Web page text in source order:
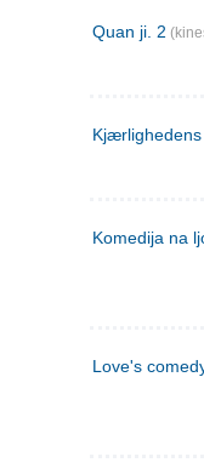
Quan ji. 2
Komedija na
Love's